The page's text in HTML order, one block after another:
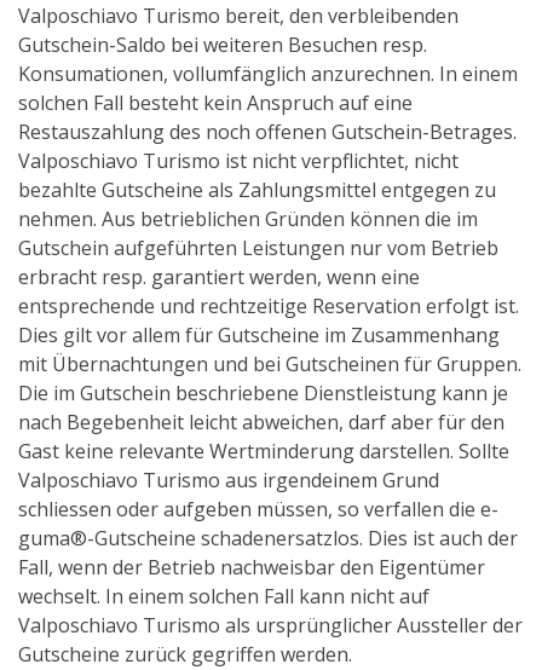
Valposchiavo Turismo bereit, den verbleibenden
Gutschein-Saldo bei weiteren Besuchen resp.
Konsumationen, vollumfänglich anzurechnen. In einem
solchen Fall besteht kein Anspruch auf eine
Restauszahlung des noch offenen Gutschein-Betrages.
Valposchiavo Turismo ist nicht verpflichtet, nicht
bezahlte Gutscheine als Zahlungsmittel entgegen zu
nehmen. Aus betrieblichen Gründen können die im
Gutschein aufgeführten Leistungen nur vom Betrieb
erbracht resp. garantiert werden, wenn eine
entsprechende und rechtzeitige Reservation erfolgt ist.
Dies gilt vor allem für Gutscheine im Zusammenhang
mit Übernachtungen und bei Gutscheinen für Gruppen.
Die im Gutschein beschriebene Dienstleistung kann je
nach Begebenheit leicht abweichen, darf aber für den
Gast keine relevante Wertminderung darstellen. Sollte
Valposchiavo Turismo aus irgendeinem Grund
schliessen oder aufgeben müssen, so verfallen die e-
guma®-Gutscheine schadenersatzlos. Dies ist auch der
Fall, wenn der Betrieb nachweisbar den Eigentümer
wechselt. In einem solchen Fall kann nicht auf
Valposchiavo Turismo als ursprünglicher Aussteller der
Gutscheine zurück gegriffen werden.